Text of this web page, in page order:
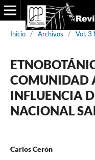
Inicio / Archivos / Vol. 3
COMUNIDAD
INFLUENCIA
NACIONAL
Carlos Cerón